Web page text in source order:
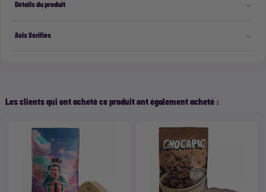
Détails du produit
Avis Vérifiés
Les clients qui ont acheté ce produit ont également acheté :